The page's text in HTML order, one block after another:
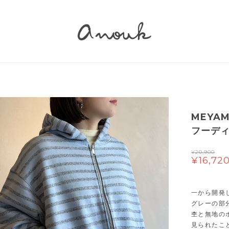
フーデ
¥20,900
一から開発
グレーの部
杢と無地の
見られたこ